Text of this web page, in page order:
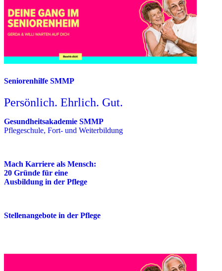
Seniorenhilfe SMMP
Persönlich. Ehrlich. Gut.
Gesundheitsakademie SMMP
Pflegeschule, Fort- und Weiterbildung
Mach Karriere als Mensch:
20 Gründe für eine
Ausbildung in der Pflege
Stellenangebote in der Pflege